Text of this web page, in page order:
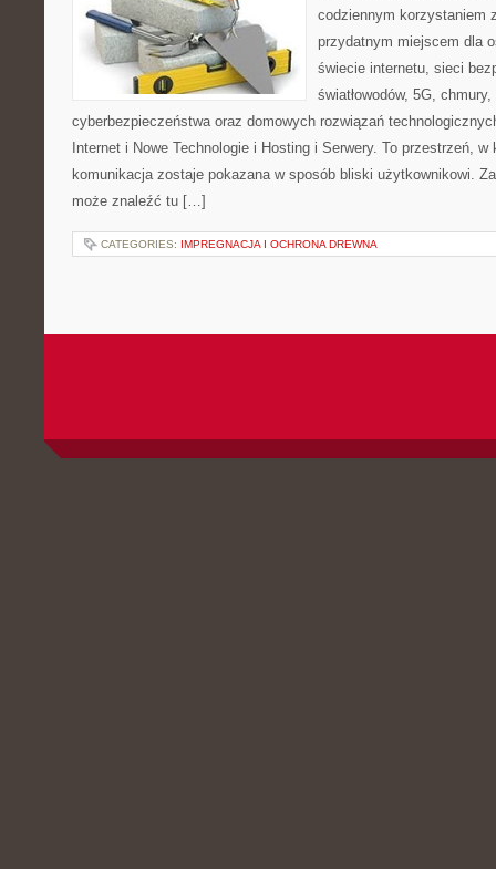
codziennym korzystaniem
przydatnym miejscem dla
świecie internetu, sieci
światłowodów, 5G,
cyberbezpieczeństwa oraz domowych rozwiązań
Internet i Nowe Technologie i Hosting i Serwery. To przestrzeń,
komunikacja zostaje pokazana w sposób bliski użytkownikowi.
może znaleźć tu […]
CATEGORIES: IMPREGNACJA I OCHRONA DREWNA